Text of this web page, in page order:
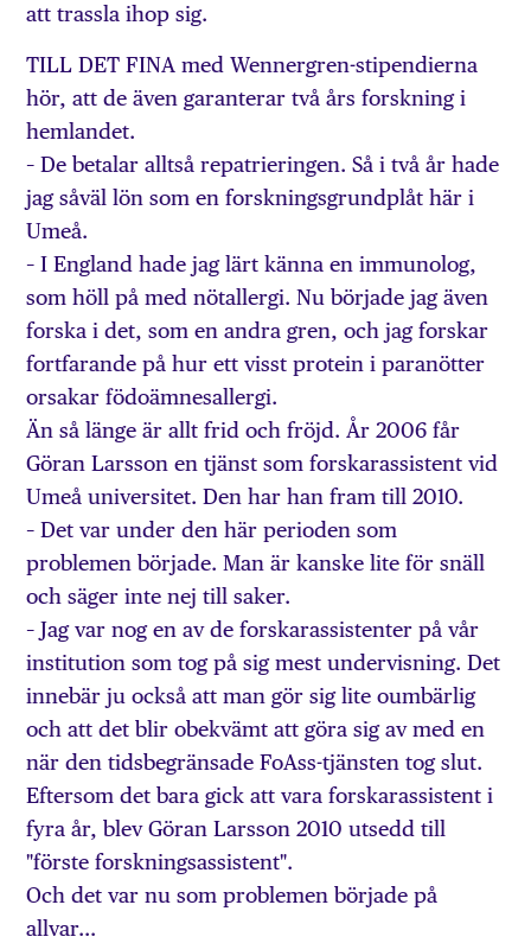
att trassla ihop sig.
TILL DET FINA med Wennergren-stipendierna
hör, att de även garanterar två års forskning i
hemlandet.
– De betalar alltså repatrieringen. Så i två år hade
jag såväl lön som en forskningsgrundplåt här i
Umeå.
– I England hade jag lärt känna en immunolog,
som höll på med nötallergi. Nu började jag även
forska i det, som en andra gren, och jag forskar
fortfarande på hur ett visst protein i paranötter
orsakar födoämnesallergi.
Än så länge är allt frid och fröjd. År 2006 får
Göran Larsson en tjänst som forskarassistent vid
Umeå universitet. Den har han fram till 2010.
– Det var under den här perioden som
problemen började. Man är kanske lite för snäll
och säger inte nej till saker.
– Jag var nog en av de forskarassistenter på vår
institution som tog på sig mest undervisning. Det
innebär ju också att man gör sig lite oumbärlig
och att det blir obekvämt att göra sig av med en
när den tidsbegränsade FoAss-tjänsten tog slut.
Eftersom det bara gick att vara forskarassistent i
fyra år, blev Göran Larsson 2010 utsedd till
"förste forskningsassistent".
Och det var nu som problemen började på
allvar…